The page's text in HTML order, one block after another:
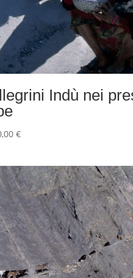
Indù nei
€Fascia
da
220,00 €
a
490,00 €